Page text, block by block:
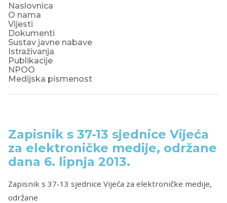
Naslovnica
O nama
Vijesti
Dokumenti
Sustav javne nabave
Istraživanja
Publikacije
NPOO
Medijska pismenost
Zapisnik s 37-13 sjednice Vijeća
za elektroničke medije, održane
dana 6. lipnja 2013.
Zapisnik s 37-13 sjednice Vijeća za elektroničke medije,
održane